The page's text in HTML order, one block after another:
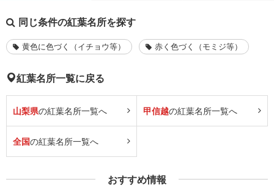
同じ条件の紅葉名所を探す
黄色に色づく（イチョウ等） 赤く色づく（モミジ等）
紅葉名所一覧に戻る
山梨県の紅葉名所一覧へ 甲信越の紅葉名所一覧へ
全国の紅葉名所一覧へ
おすすめ情報